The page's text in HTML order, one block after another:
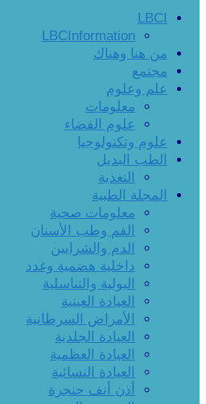
LBCI
LBCInformation
من هنا وهناك
مجتمع
علم وعلوم
معلومات
علوم الفضاء
علوم وتكنولوجيا
الطب البديل
التغذية
المجلة الطبية
معلومات صحية
الفم وطب الأسنان
الدم والشرايين
داخلية هضمية وغدد
البولية والتناسلية
العيادة العينية
الأمراض السرطانية
العيادة الجلدية
العيادة العظمية
العيادة النسائية
أذن أنف حنجرة